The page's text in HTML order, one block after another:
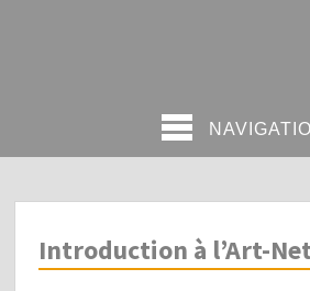
Introduction à l’Art-Net